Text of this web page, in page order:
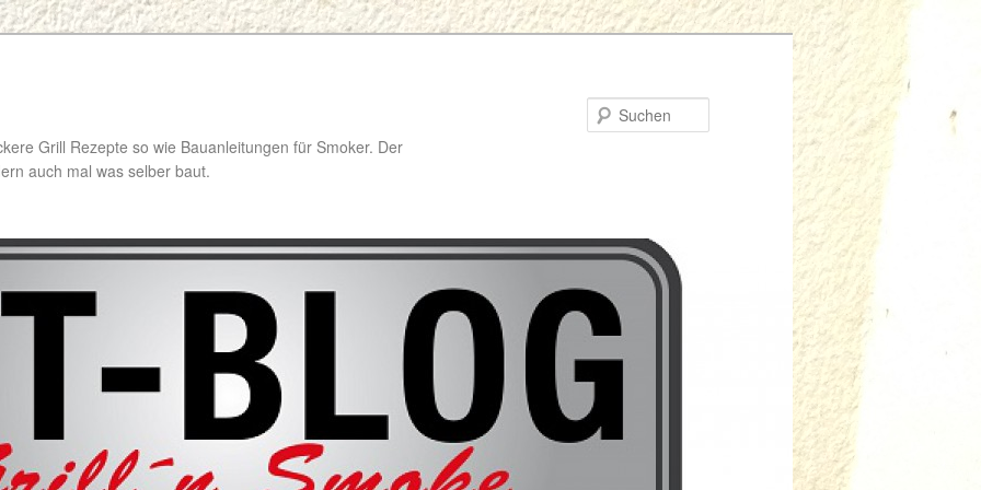
Grill Rezepte so wie Bauanleitungen für Smoker. Der
auch mal was selber baut.